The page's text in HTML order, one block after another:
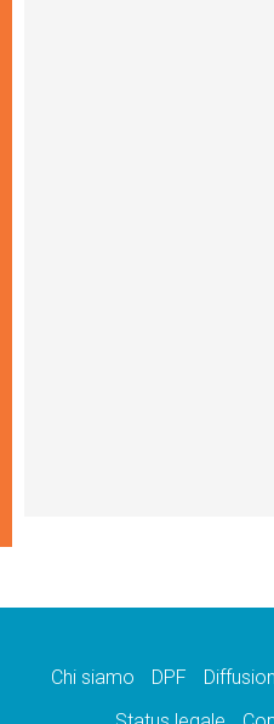
Chi siamo DPF